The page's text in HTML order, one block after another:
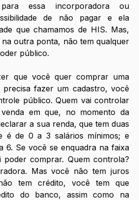
essa incorporadora ou
de não pagar e ela
que chamamos de HIS. Mas,
outra ponta, não tem qualquer
público.
que você quer comprar uma
precisa fazer um cadastro, você
público. Quem vai controlar
em que, no momento da
a sua renda, que tem duas
é de 0 a 3 salários mínimos; e
6. Se você se enquadra na faixa
poder comprar. Quem controla?
Mas você não tem juros
tem crédito, você tem que
do banco, assim como na